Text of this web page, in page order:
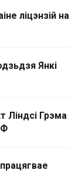
ліцэнзій на
Янкі
Ліндсі Грэма